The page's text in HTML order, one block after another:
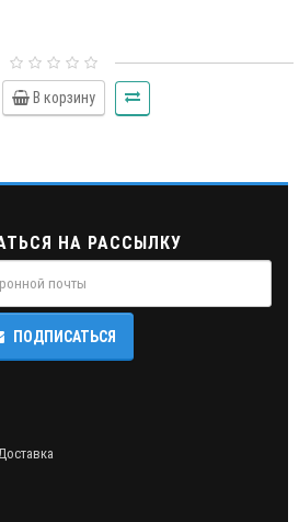
В корзину
НА РАССЫЛКУ
ПОДПИСАТЬСЯ